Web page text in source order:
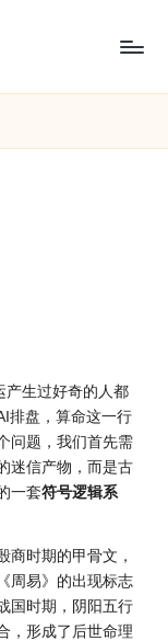
产生过好奇的人都
排盘，算命这一行
问题，我们首先需
迷信产物，而是古
一套符号逻辑系
商时期的甲骨文，
周易》的出现标志
国时期，阴阳五行
，形成了后世命理